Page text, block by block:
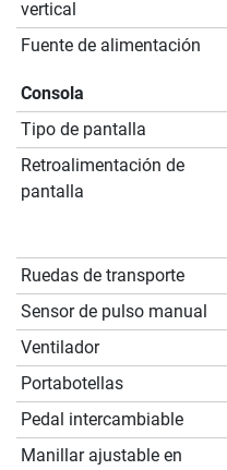
vertical
Fuente de alimentación
Consola
Tipo de pantalla
Retroalimentación de
pantalla
Ruedas de transporte
Sensor de pulso manual
Ventilador
Portabotellas
Pedal intercambiable
Manillar ajustable en